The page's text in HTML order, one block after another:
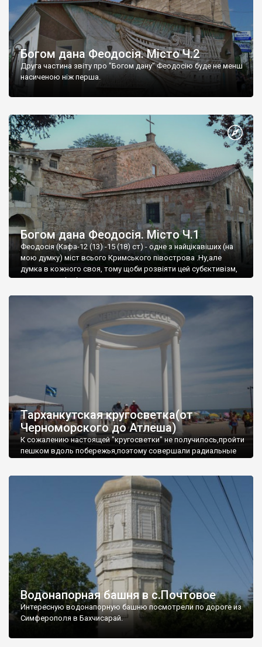
Богом дана Феодосія. Місто Ч.2
Друга частина звіту про "Богом дану" Феодосію буде не менш
насиченою ніж перша.
Богом дана Феодосія. Місто Ч.1
Феодосія (Кафа-12 (13) -15 (18) ст) - одне з найцікавіших (на
мою думку) міст всього Кримського півострова .Ну,але
думка в кожного своя, тому щоби розвіяти цей субєктивізм,
запрошую відвідати це
Тарханкутская кругосветка(от
Черноморского до Атлеша)
К сожалению настоящей "кругосветки" не получилось,пройти
пешком вдоль побережья,поэтому совершали радиальные
Водонапорная башня в с.Почтовое
Интересную водонапорную башню посмотрели по дороге из
Симферополя в Бахчисарай.